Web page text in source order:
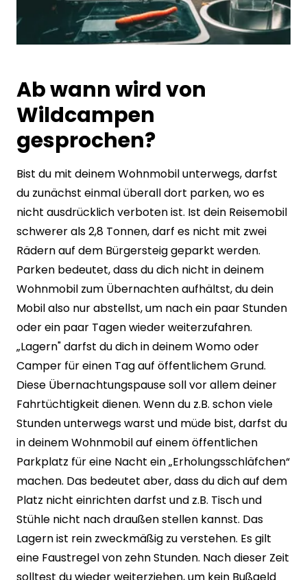
Ab wann wird von
Wildcampen
gesprochen?
Bist du mit deinem Wohnmobil unterwegs, darfst
du zunächst einmal überall dort parken, wo es
nicht ausdrücklich verboten ist. Ist dein Reisemobil
schwerer als 2,8 Tonnen, darf es nicht mit zwei
Rädern auf dem Bürgersteig geparkt werden.
Parken bedeutet, dass du dich nicht in deinem
Wohnmobil zum Übernachten aufhältst, du dein
Mobil also nur abstellst, um nach ein paar Stunden
oder ein paar Tagen wieder weiterzufahren.
„Lagern" darfst du dich in deinem Womo oder
Camper für einen Tag auf öffentlichem Grund.
Diese Übernachtungspause soll vor allem deiner
Fahrtüchtigkeit dienen. Wenn du z.B. schon viele
Stunden unterwegs warst und müde bist, darfst du
in deinem Wohnmobil auf einem öffentlichen
Parkplatz für eine Nacht ein „Erholungsschläfchen“
machen. Das bedeutet aber, dass du dich auf dem
Platz nicht einrichten darfst und z.B. Tisch und
Stühle nicht nach draußen stellen kannst. Das
Lagern ist rein zweckmäßig zu verstehen. Es gilt
eine Faustregel von zehn Stunden. Nach dieser Zeit